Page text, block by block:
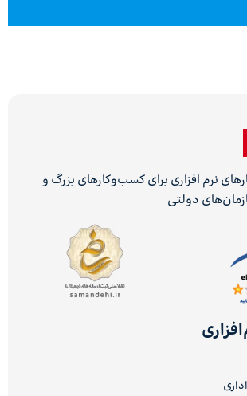
نرم افزاری برای کسب‌وکارهای بزرگ و